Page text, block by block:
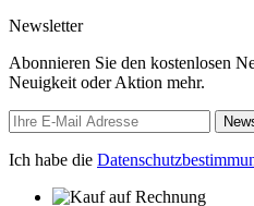
Newsletter
Abonnieren Sie den kostenlosen
Neuigkeit oder Aktion mehr.
Ich habe die